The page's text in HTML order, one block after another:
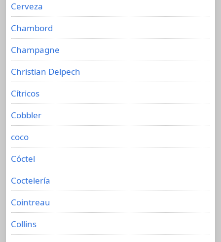
Cerveza
Chambord
Champagne
Christian Delpech
Cítricos
Cobbler
coco
Cóctel
Coctelería
Cointreau
Collins